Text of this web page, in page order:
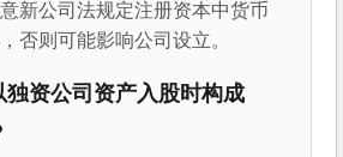
新公司法规定注册资本中货币
否则可能影响公司设立。
独资公司资产入股时构成